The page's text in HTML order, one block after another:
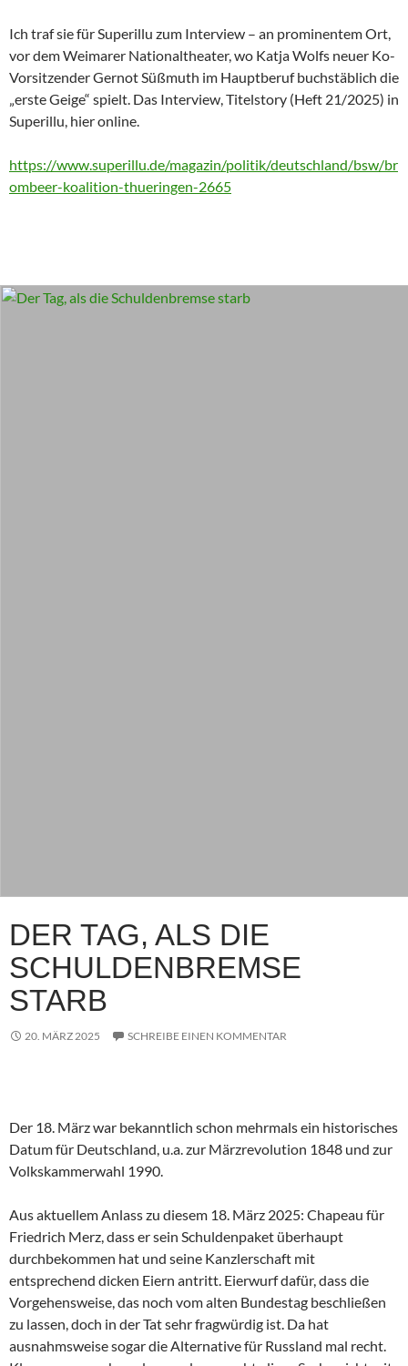
Ich traf sie für Superillu zum Interview – an prominentem Ort,
vor dem Weimarer Nationaltheater, wo Katja Wolfs neuer Ko-
Vorsitzender Gernot Süßmuth im Hauptberuf buchstäblich die
„erste Geige“ spielt. Das Interview, Titelstory (Heft 21/2025) in
Superillu, hier online.
https://www.superillu.de/magazin/politik/deutschland/bsw/br
ombeer-koalition-thueringen-2665
DER TAG, ALS DIE
SCHULDENBREMSE
STARB
20. MÄRZ 2025 SCHREIBE EINEN KOMMENTAR
Der 18. März war bekanntlich schon mehrmals ein historisches
Datum für Deutschland, u.a. zur Märzrevolution 1848 und zur
Volkskammerwahl 1990.
Aus aktuellem Anlass zu diesem 18. März 2025: Chapeau für
Friedrich Merz, dass er sein Schuldenpaket überhaupt
durchbekommen hat und seine Kanzlerschaft mit
entsprechend dicken Eiern antritt. Eierwurf dafür, dass die
Vorgehensweise, das noch vom alten Bundestag beschließen
zu lassen, doch in der Tat sehr fragwürdig ist. Da hat
ausnahmsweise sogar die Alternative für Russland mal recht.